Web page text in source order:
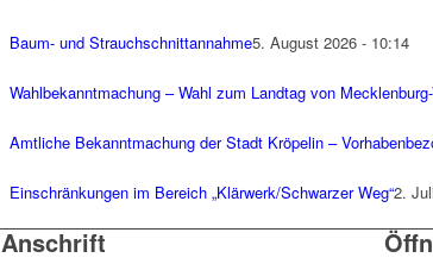
Baum- und Strauchschnittannahme5. August 2026 - 10:14
Wahlbekanntmachung – Wahl zum Landtag von
Amtliche Bekanntmachung der Stadt Kröpelin –
Einschränkungen im Bereich „Klärwerk/Schwarzer Weg“2.
Anschrift